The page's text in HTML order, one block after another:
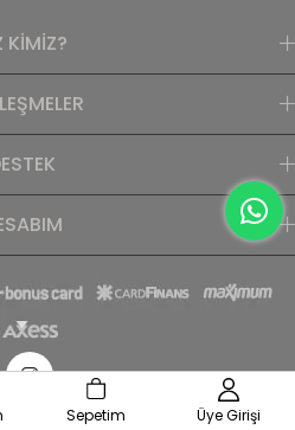
KİMİZ?
Sepetim Üye Girişi